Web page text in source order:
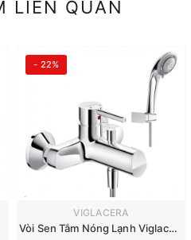
LIÊN QUAN
- 22%
VIGLACERA
Vòi Sen Tắm Nóng Lạnh Viglacera VG541